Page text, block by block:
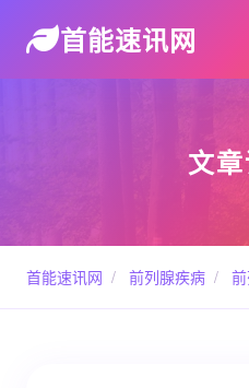
首能速讯网
文
首能速讯网 / 前列腺疾病 /